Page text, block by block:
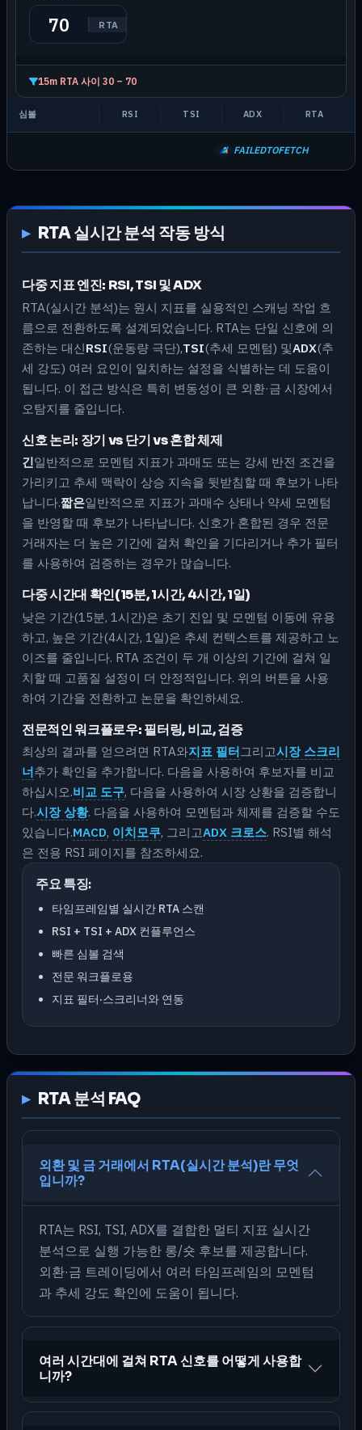
RTA
15m RTA 사이 30 – 70
심볼 RSI TSI ADX RTA
FAILEDTOFETCH
RTA 실시간 분석 작동 방식
다중 지표 엔진: RSI, TSI 및 ADX
RTA(실시간 분석)는 원시 지표를 실용적인 스캐닝 작업 흐
름으로 전환하도록 설계되었습니다. RTA는 단일 신호에 의
존하는 대신RSI(운동량 극단),TSI(추세 모멘텀) 및ADX(추
세 강도) 여러 요인이 일치하는 설정을 식별하는 데 도움이
됩니다. 이 접근 방식은 특히 변동성이 큰 외환·금 시장에서
오탐지를 줄입니다.
신호 논리: 장기 vs 단기 vs 혼합 체제
긴일반적으로 모멘텀 지표가 과매도 또는 강세 반전 조건을
가리키고 추세 맥락이 상승 지속을 뒷받침할 때 후보가 나타
납니다.짧은일반적으로 지표가 과매수 상태나 약세 모멘텀
을 반영할 때 후보가 나타납니다. 신호가 혼합된 경우 전문
거래자는 더 높은 기간에 걸쳐 확인을 기다리거나 추가 필터
를 사용하여 검증하는 경우가 많습니다.
다중 시간대 확인(15분, 1시간, 4시간, 1일)
낮은 기간(15분, 1시간)은 초기 진입 및 모멘텀 이동에 유용
하고, 높은 기간(4시간, 1일)은 추세 컨텍스트를 제공하고 노
이즈를 줄입니다. RTA 조건이 두 개 이상의 기간에 걸쳐 일
치할 때 고품질 설정이 더 안정적입니다. 위의 버튼을 사용
하여 기간을 전환하고 논문을 확인하세요.
전문적인 워크플로우: 필터링, 비교, 검증
최상의 결과를 얻으려면 RTA와지표 필터그리고시장 스크리
너추가 확인을 추가합니다. 다음을 사용하여 후보자를 비교
하십시오.비교 도구, 다음을 사용하여 시장 상황을 검증합니
다.시장 상황. 다음을 사용하여 모멘텀과 체제를 검증할 수도
있습니다.MACD, 이치모쿠, 그리고ADX 크로스. RSI별 해석
은 전용 RSI 페이지를 참조하세요.
주요 특징:
타임프레임별 실시간 RTA 스캔
RSI + TSI + ADX 컨플루언스
빠른 심볼 검색
전문 워크플로용
지표 필터·스크리너와 연동
RTA 분석 FAQ
외환 및 금 거래에서 RTA(실시간 분석)란 무엇
입니까?
RTA는 RSI, TSI, ADX를 결합한 멀티 지표 실시간
분석으로 실행 가능한 롱/숏 후보를 제공합니다.
외환·금 트레이딩에서 여러 타임프레임의 모멘텀
과 추세 강도 확인에 도움이 됩니다.
여러 시간대에 걸쳐 RTA 신호를 어떻게 사용합
니까?